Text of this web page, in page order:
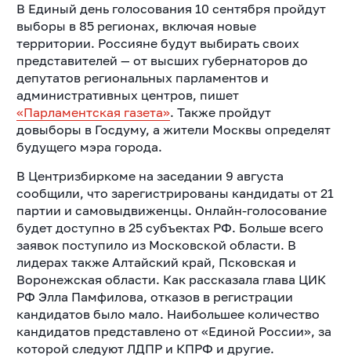
В Единый день голосования 10 сентября пройдут
выборы в 85 регионах, включая новые
территории. Россияне будут выбирать своих
представителей — от высших губернаторов до
депутатов региональных парламентов и
административных центров, пишет
«Парламентская газета». Также пройдут
довыборы в Госдуму, а жители Москвы определят
будущего мэра города.
В Центризбиркоме на заседании 9 августа
сообщили, что зарегистрированы кандидаты от 21
партии и самовыдвиженцы. Онлайн-голосование
будет доступно в 25 субъектах РФ. Больше всего
заявок поступило из Московской области. В
лидерах также Алтайский край, Псковская и
Воронежская области. Как рассказала глава ЦИК
РФ Элла Памфилова, отказов в регистрации
кандидатов было мало. Наибольшее количество
кандидатов представлено от «Единой России», за
которой следуют ЛДПР и КПРФ и другие.